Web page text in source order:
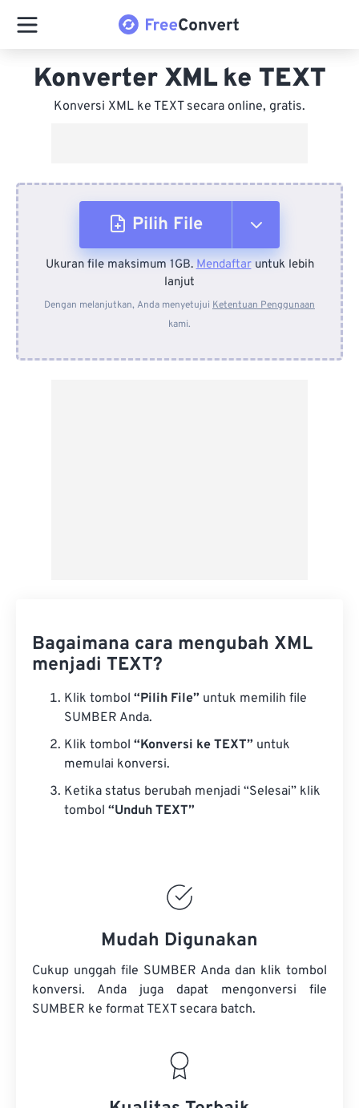
Konverter XML ke TEXT
Konversi XML ke TEXT secara online, gratis.
Pilih File
Dari Perangkat
Dari Dropbox
Ukuran file maksimum 1GB.Mendaftaruntuk lebih
lanjut
Dengan melanjutkan, Anda menyetujui Ketentuan Penggunaan
kami.
Bagaimana cara mengubah XML
menjadi TEXT?
Klik tombol “Pilih File” untuk memilih file
SUMBER Anda.
Klik tombol “Konversi ke TEXT” untuk
memulai konversi.
Ketika status berubah menjadi “Selesai” klik
tombol “Unduh TEXT”
Mudah Digunakan
Cukup unggah file SUMBER Anda dan klik tombol
konversi. Anda juga dapat mengonversi file
SUMBER ke format TEXT secara batch.